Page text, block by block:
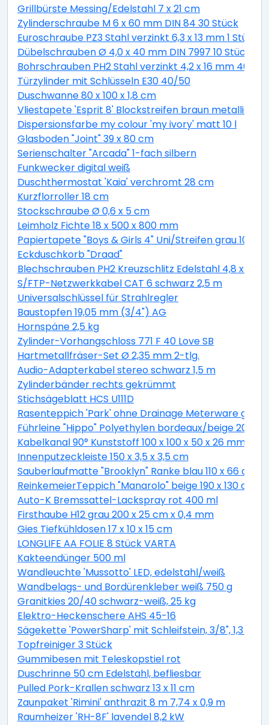
Grillbürste Messing/Edelstahl 7 x 21 cm
Zylinderschraube M 6 x 60 mm DIN 84 30 Stück
Euroschraube PZ3 Stahl verzinkt 6,3 x 13 mm 1 Stück
Dübelschrauben Ø 4,0 x 40 mm DIN 7997 10 Stück
Bohrschrauben PH2 Stahl verzinkt 4,2 x 16 mm 40
Türzylinder mit Schlüsseln E30 40/50
Duschwanne 80 x 100 x 1,8 cm
Vliestapete 'Esprit 8' Blockstreifen braun metallic
Dispersionsfarbe my colour 'my ivory' matt 10 l
Glasboden "Joint" 39 x 80 cm
Serienschalter "Arcada" 1-fach silbern
Funkwecker digital weiß
Duschthermostat 'Kaia' verchromt 28 cm
Kurzflorroller 18 cm
Stockschraube Ø 0,6 x 5 cm
Leimholz Fichte 18 x 500 x 800 mm
Papiertapete "Boys & Girls 4" Uni/Streifen grau 10,05
Eckduschkorb "Draad"
Blechschrauben PH2 Kreuzschlitz Edelstahl 4,8 x 19
S/FTP-Netzwerkkabel CAT 6 schwarz 2,5 m
Universalschlüssel für Strahlregler
Baustopfen 19,05 mm (3/4") AG
Hornspäne 2,5 kg
Zylinder-Vorhangschloss 771 F 40 Love SB
Hartmetallfräser-Set Ø 2,35 mm 2-tlg.
Audio-Adapterkabel stereo schwarz 1,5 m
Zylinderbänder rechts gekrümmt
Stichsägeblatt HCS U111D
Rasenteppich 'Park' ohne Drainage Meterware
Führleine "Hippo" Polyethylen bordeaux/beige 200
Kabelkanal 90° Kunststoff 100 x 100 x 50 x 26 mm
Innenputzeckleiste 150 x 3,5 x 3,5 cm
Sauberlaufmatte "Brooklyn" Ranke blau 110 x 66 cm
ReinkemeierTeppich "Manarolo" beige 190 x 130 cm
Auto-K Bremssattel-Lackspray rot 400 ml
Firsthaube H12 grau 200 x 25 cm x 0,4 mm
Gies Tiefkühldosen 17 x 10 x 15 cm
LONGLIFE AA FOLIE 8 Stück VARTA
Kakteendünger 500 ml
Wandleuchte 'Mussotto' LED, edelstahl/weiß
Wandbelags- und Bordürenkleber weiß 750 g
Granitkies 20/40 schwarz-weiß, 25 kg
Elektro-Heckenschere AHS 45-16
Sägekette 'PowerSharp' mit Schleifstein, 3/8", 1,3
Topfreiniger 3 Stück
Gummibesen mit Teleskopstiel rot
Duschrinne 50 cm Edelstahl, befliesbar
Pulled Pork-Krallen schwarz 13 x 11 cm
Zaunpaket 'Rimini' anthrazit 8 m 7,74 x 0,9 m
Raumheizer 'RH-8F' lavendel 8,2 kW